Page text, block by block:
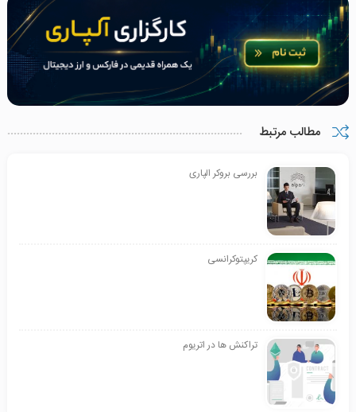
مطالب مرتبط
بررسی بروکر الپاری
کریپتوکرانسی
تراکنش ها در اتریوم